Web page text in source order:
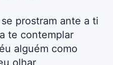
prostram ante a ti
te contemplar
alguém como
olhar